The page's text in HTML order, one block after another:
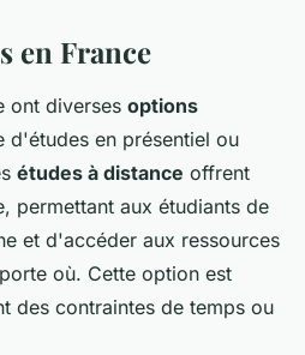
en France
ont diverses options
d'études en présentiel ou
études à distance offrent
permettant aux étudiants de
et d'accéder aux ressources
où. Cette option est
des contraintes de temps ou